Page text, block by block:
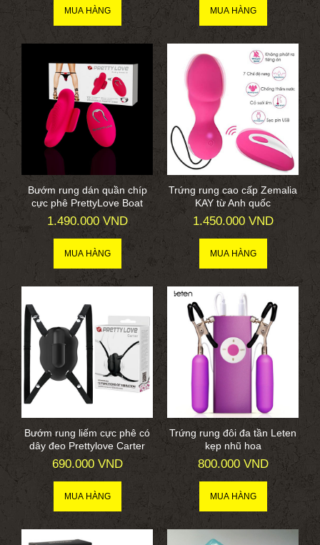
Bướm rung dán quần chíp
cực phê PrettyLove Boat
1.490.000 VND
Trứng rung cao cấp Zemalia
KAY từ Anh quốc
1.450.000 VND
Bướm rung liếm cực phê có
dây đeo Prettylove Carter
690.000 VND
Trứng rung đôi đa tần Leten
kẹp nhũ hoa
800.000 VND